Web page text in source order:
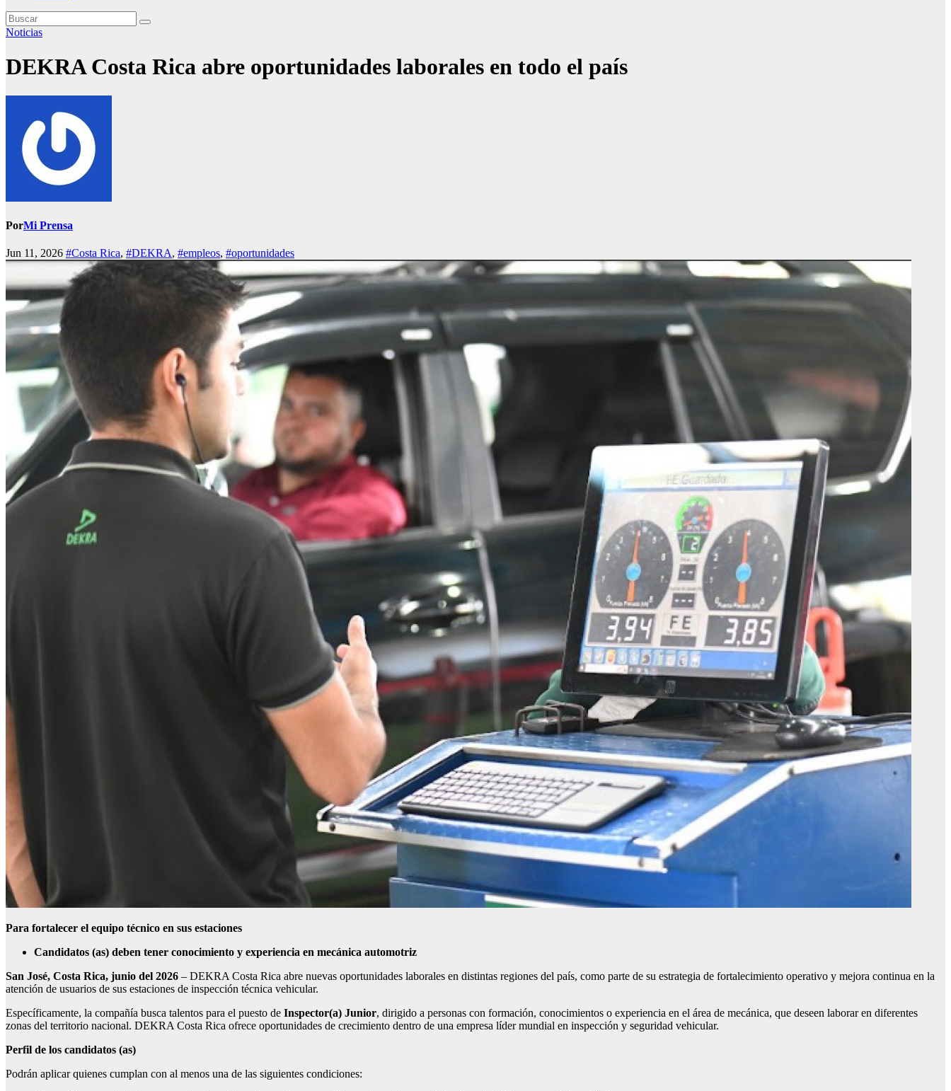
Noticias
DEKRA Costa Rica abre oportunidades laborales en todo el país
PorMi Prensa
Jun 11, 2026 #Costa Rica, #DEKRA, #empleos, #oportunidades
Para fortalecer el equipo técnico en sus estaciones
Candidatos (as) deben tener conocimiento y experiencia en mecánica automotriz
San José, Costa Rica, junio del 2026 – DEKRA Costa Rica abre nuevas oportunidades laborales en distintas regiones del país, como parte de su estrategia de fortalecimiento operativo y mejora continua en la
atención de usuarios de sus estaciones de inspección técnica vehicular.
Específicamente, la compañía busca talentos para el puesto de Inspector(a) Junior, dirigido a personas con formación, conocimientos o experiencia en el área de mecánica, que deseen laborar en diferentes
zonas del territorio nacional. DEKRA Costa Rica ofrece oportunidades de crecimiento dentro de una empresa líder mundial en inspección y seguridad vehicular.
Perfil de los candidatos (as)
Podrán aplicar quienes cumplan con al menos una de las siguientes condiciones: